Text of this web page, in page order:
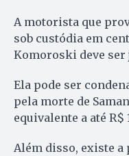
A motorista que
sob custódia em
Komoroski deve ser
Ela pode ser
pela morte de
equivalente a até R$
Além disso, existe a